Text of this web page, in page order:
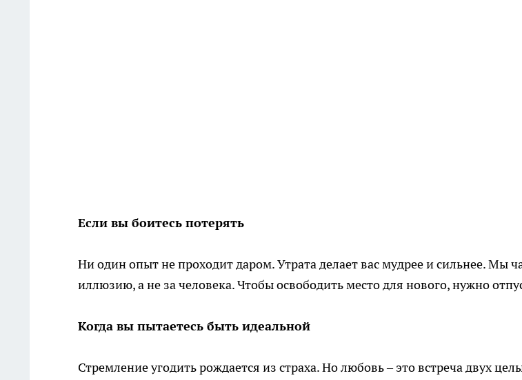
Если вы боитесь потерять
Ни один опыт не проходит даром. Утрата делает вас мудрее и сильнее. Мы
иллюзию, а не за человека. Чтобы освободить место для нового, нужно
Когда вы пытаетесь быть идеальной
Стремление угодить рождается из страха. Но любовь – это встреча двух